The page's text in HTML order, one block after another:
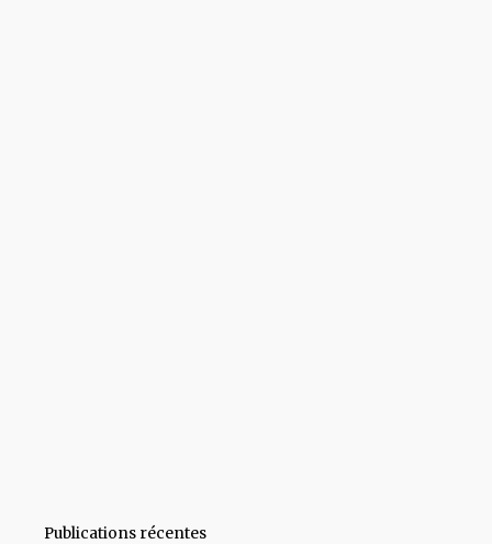
Publications récentes